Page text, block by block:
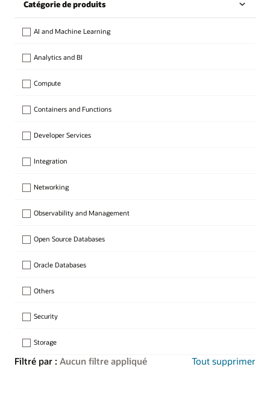
Catégorie de produits
AI and Machine Learning
Analytics and BI
Compute
Containers and Functions
Developer Services
Integration
Networking
Observability and Management
Open Source Databases
Oracle Databases
Others
Security
Storage
Filtré par : Aucun filtre appliqué Tout supprimer